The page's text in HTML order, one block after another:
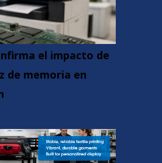
el impacto de
de memoria en